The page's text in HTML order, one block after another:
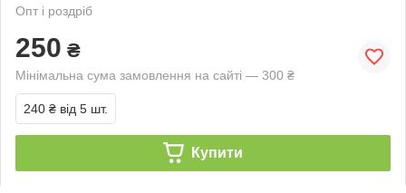
Опт і роздріб
250 ₴
Мінімальна сума замовлення на сайті — 300 ₴
240 ₴ від 5 шт.
Купити